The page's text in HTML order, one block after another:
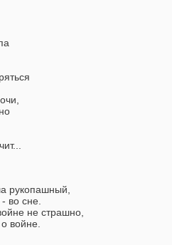
рукопашный,
во сне.
не страшно,
войне.